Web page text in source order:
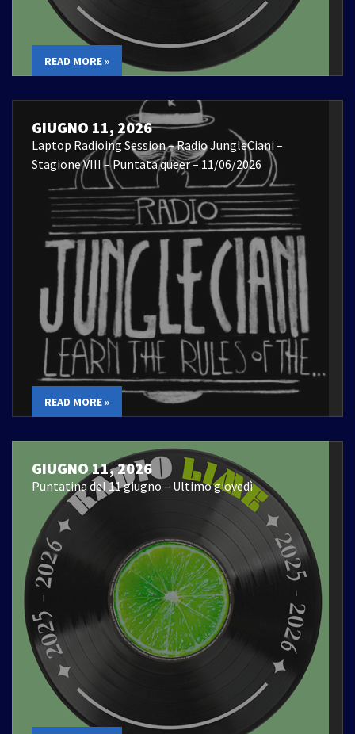
READ MORE »
GIUGNO 11, 2026
Laptop Radioing Session – Radio JungleCiani –
Stagione VIII – Puntata queer – 11/06/2026
READ MORE »
GIUGNO 11, 2026
Puntatina del 11 giugno – Ultimo giovedì